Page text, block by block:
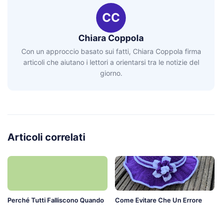
CC
Chiara Coppola
Con un approccio basato sui fatti, Chiara Coppola firma
articoli che aiutano i lettori a orientarsi tra le notizie del
giorno.
Articoli correlati
Perché Tutti Falliscono Quando
Come Evitare Che Un Errore